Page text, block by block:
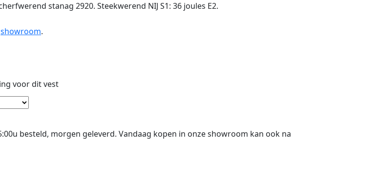
stanag 2920. Steekwerend NIJ S1: 36 joules E2.
showroom.
voor dit vest
besteld, morgen geleverd. Vandaag kopen in onze showroom kan ook na